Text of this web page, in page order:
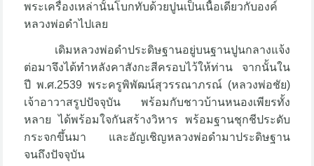
พระเครื่องเหล่านั้นโบกทับด้วยปูนเป็นเนื้อเดียวกับองค์
หลวงพ่อดำไปเลย
เดิมหลวงพ่อดำประดิษฐานอยู่บนฐานปูนกลางแจ้ง
ต่อมาจึงได้ทำหลังคาสังกะสีครอบไว้ให้ท่าน จากนั้นใน
ปี พ.ศ.2539 พระครูพิพัฒน์สุวรรณาภรณ์ (หลวงพ่อชัย)
เจ้าอาวาสรูปปัจจุบัน พร้อมกับชาวบ้านหนองเพียรทั้ง
หลาย ได้พร้อมใจกันสร้างวิหาร พร้อมฐานชุกชีประดับ
กระจกขึ้นมา และอัญเชิญหลวงพ่อดำมาประดิษฐาน
จนถึงปัจจุบัน